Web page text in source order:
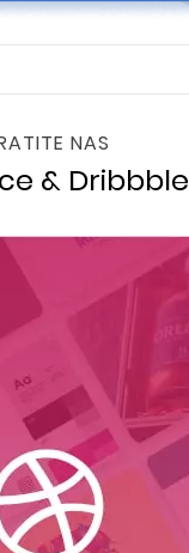
NAS
& Dribbble